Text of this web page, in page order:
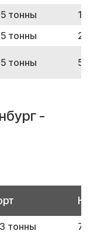
тонны
тонны
тонны
-
тонны